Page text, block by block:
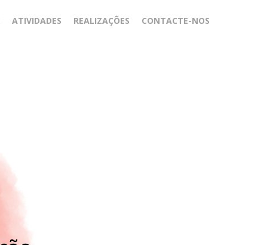
ATIVIDADES REALIZAÇÕES CONTACTE-NOS